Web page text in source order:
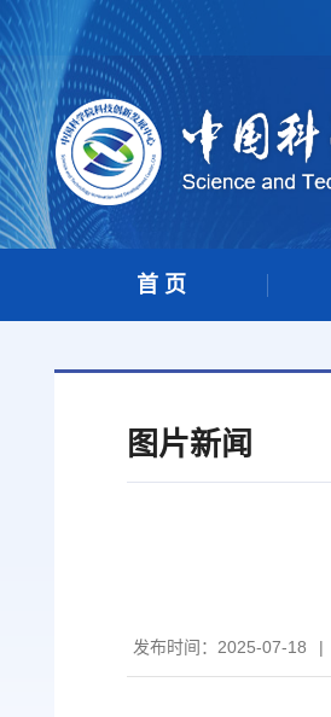
首 页
图片新闻
发布时间：2025-07-18 |